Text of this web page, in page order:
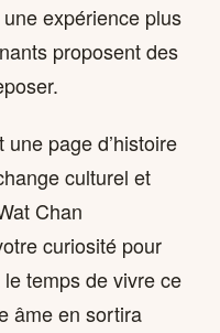
expérience plus
proposent des
page d’histoire
culturel et
Chan
curiosité pour
temps de vivre ce
âme en sortira